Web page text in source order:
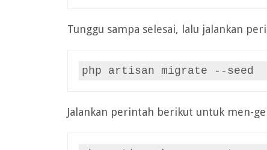
Tunggu sampa selesai, lalu jalankan
php artisan migrate --seed
Jalankan perintah berikut untuk men-